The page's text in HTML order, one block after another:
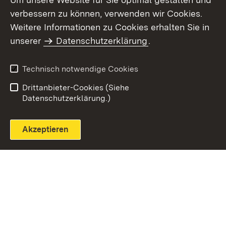
Themenübersicht
verbessern zu können, verwenden wir Cookies.
Weitere Informationen zu Cookies erhalten Sie in
unserer
Datenschutzerklärung.
Technisch notwendige Cookies
Drittanbieter-Cookies (Siehe
Datenschutzerklärung.)
Akzeptieren